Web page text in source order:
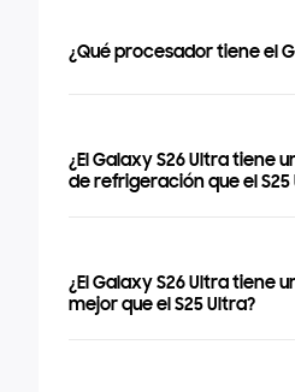
¿Qué procesador tiene el
¿El Galaxy S26 Ultra tiene
de refrigeración que el S25
¿El Galaxy S26 Ultra tiene
mejor que el S25 Ultra?